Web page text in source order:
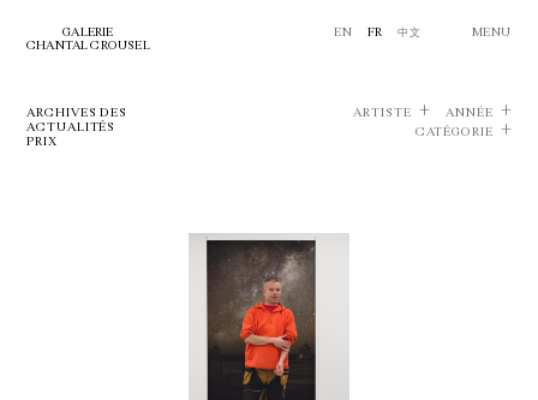
GALERIE
CHANTAL CROUSEL
EN FR 中文 MENU
ARCHIVES DES
ACTUALITÉS
PRIX
ARTISTE
ANNÉE
CATÉGORIE